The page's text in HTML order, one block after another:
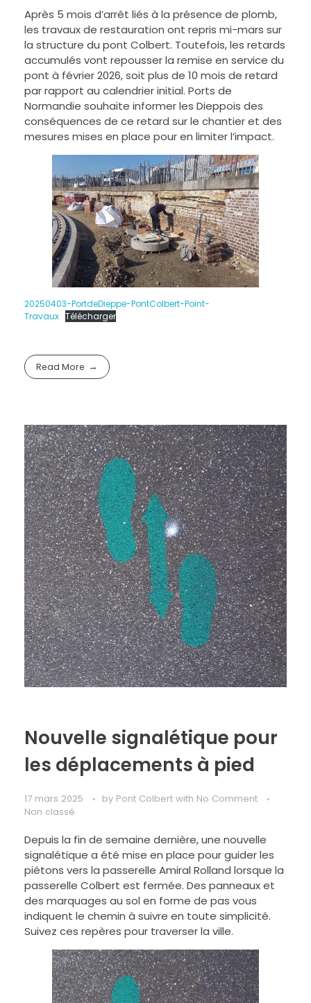
Après 5 mois d’arrêt liés à la présence de plomb,
les travaux de restauration ont repris mi-mars sur
la structure du pont Colbert. Toutefois, les retards
accumulés vont repousser la remise en service du
pont à février 2026, soit plus de 10 mois de retard
par rapport au calendrier initial. Ports de
Normandie souhaite informer les Dieppois des
conséquences de ce retard sur le chantier et des
mesures mises en place pour en limiter l’impact.
20250403-PortdeDieppe-PontColbert-Point-
Travaux Télécharger
Read More
Nouvelle signalétique pour
les déplacements à pied
17 mars 2025 by Pont Colbert with No Comment
Non classé
Depuis la fin de semaine dernière, une nouvelle
signalétique a été mise en place pour guider les
piétons vers la passerelle Amiral Rolland lorsque la
passerelle Colbert est fermée. Des panneaux et
des marquages au sol en forme de pas vous
indiquent le chemin à suivre en toute simplicité.
Suivez ces repères pour traverser la ville.